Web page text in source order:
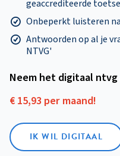
geaccrediteerde
Onbeperkt luisteren
Antwoorden op al je
NTVG'
Neem het digitaal
€ 15,93 per maand!
IK WIL DIGITAAL